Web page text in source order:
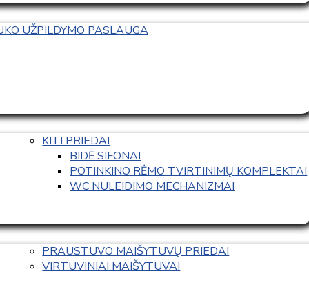
UŽPILDYMO PASLAUGA
KITI PRIEDAI
BIDĖ SIFONAI
POTINKINO RĖMO TVIRTINIMŲ KOMPLEKTAI
WC NULEIDIMO MECHANIZMAI
PRAUSTUVO MAIŠYTUVŲ PRIEDAI
VIRTUVINIAI MAIŠYTUVAI